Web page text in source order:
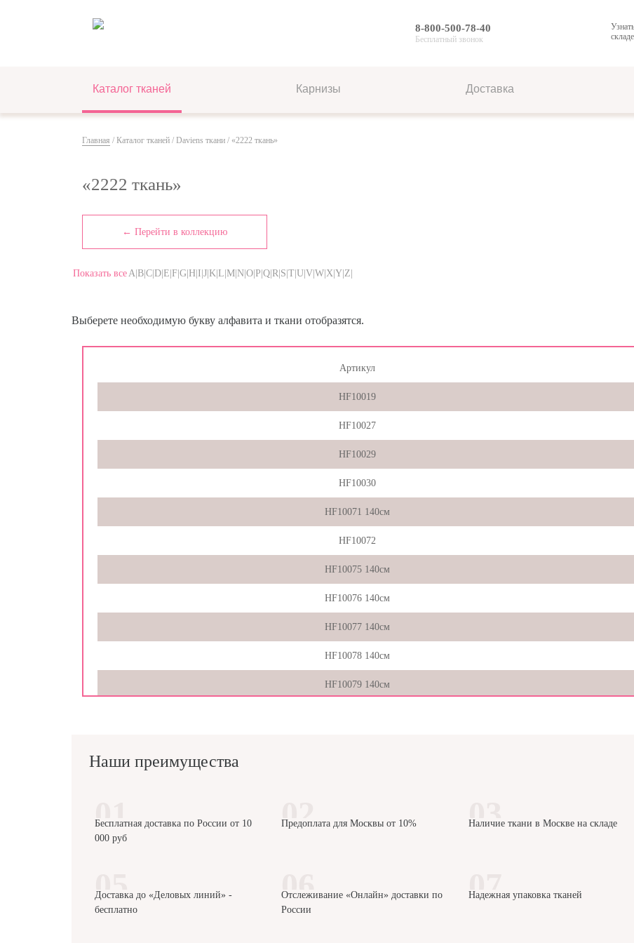
8-800-500-78-40
Бесплатный звонок
Каталог тканей Карнизы Доставка
Главная / Каталог тканей / Daviens ткани / «2222 ткань»
«2222 ткань»
← Перейти в коллекцию
Показать всеA|B|C|D|E|F|G|H|I|J|K|L|M|N|O|P|Q|R|S|T|U|V|W|X|Y|Z|
Выберете необходимую букву алфавита и ткани отобразятся.
Артикул
HF10019
HF10027
HF10029
HF10030
HF10071 140см
HF10072
HF10075 140см
HF10076 140см
HF10077 140см
HF10078 140см
HF10079 140см
HG10075
Наши преимущества
Бесплатная доставка по России от 10
000 руб
Предоплата для Москвы от 10% Наличие ткани в Москве на складе
Доставка до «Деловых линий» -
бесплатно
Отслеживание «Онлайн» доставки по
России
Надежная упаковка тканей